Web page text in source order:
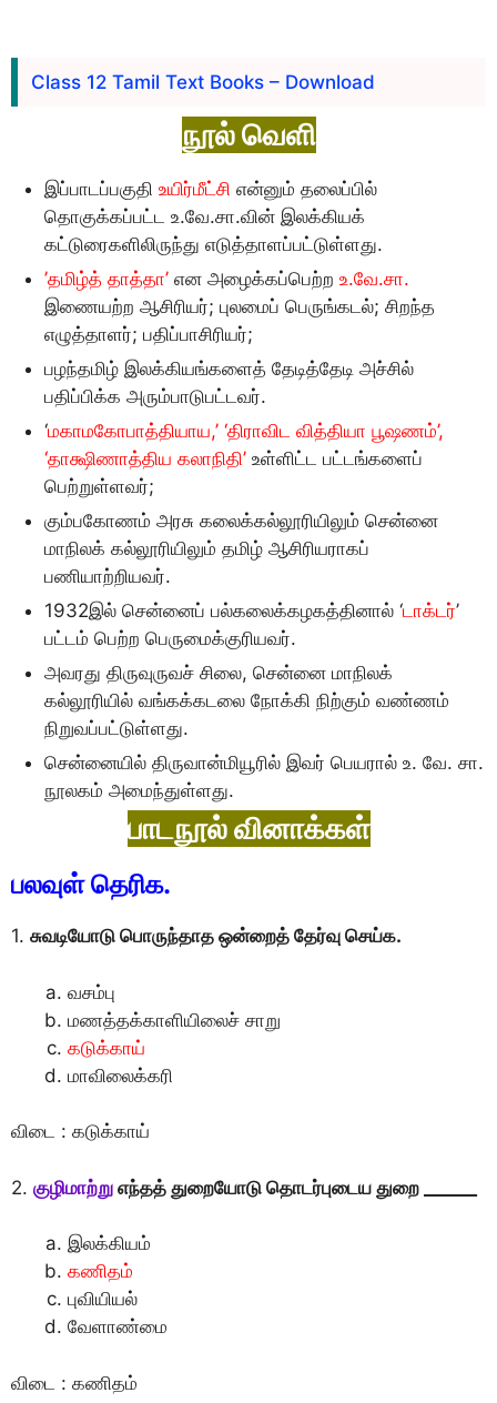
Class 12 Tamil Text Books – Download
நூல் வெளி
இப்பாடப்பகுதி உயிர்மீட்சி என்னும் தலைப்பில்
தொகுக்கப்பட்ட உ.வே.சா.வின் இலக்கியக்
கட்டுரைகளிலிருந்து எடுத்தாளப்பட்டுள்ளது.
’தமிழ்த் தாத்தா’ என அழைக்கப்பெற்ற உ.வே.சா.
இணையற்ற ஆசிரியர்; புலமைப் பெருங்கடல்; சிறந்த
எழுத்தாளர்; பதிப்பாசிரியர்;
பழந்தமிழ் இலக்கியங்களைத் தேடித்தேடி அச்சில்
பதிப்பிக்க அரும்பாடுபட்டவர்.
‘மகாமகோபாத்தியாய,’ ‘திராவிட வித்தியா பூஷணம்’,
‘தாக்ஷிணாத்திய கலாநிதி’ உள்ளிட்ட பட்டங்களைப்
பெற்றுள்ளவர்;
கும்பகோணம் அரசு கலைக்கல்லூரியிலும் சென்னை
மாநிலக் கல்லூரியிலும் தமிழ் ஆசிரியராகப்
பணியாற்றியவர்.
1932இல் சென்னைப் பல்கலைக்கழகத்தினால் ‘டாக்டர்’
பட்டம் பெற்ற பெருமைக்குரியவர்.
அவரது திருவுருவச் சிலை, சென்னை மாநிலக்
கல்லூரியில் வங்கக்கடலை நோக்கி நிற்கும் வண்ணம்
நிறுவப்பட்டுள்ளது.
சென்னையில் திருவான்மியூரில் இவர் பெயரால் உ. வே. சா.
நூலகம் அமைந்துள்ளது.
பாடநூல் வினாக்கள்
பலவுள் தெரிக.
1. சுவடியோடு பொருந்தாத ஒன்றைத் தேர்வு செய்க.
வசம்பு
மணத்தக்காளியிலைச் சாறு
கடுக்காய்
மாவிலைக்கரி
விடை : கடுக்காய்
2. குழிமாற்று எந்தத் துறையோடு தொடர்புடைய துறை ______
இலக்கியம்
கணிதம்
புவியியல்
வேளாண்மை
விடை : கணிதம்